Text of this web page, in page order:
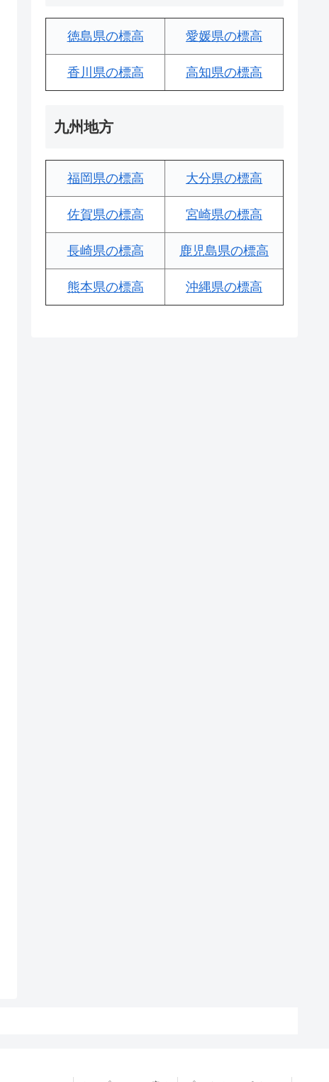
徳島県の標高 愛媛県の標高
香川県の標高 高知県の標高
九州地方
福岡県の標高 大分県の標高
佐賀県の標高 宮崎県の標高
長崎県の標高 鹿児島県の標高
熊本県の標高 沖縄県の標高